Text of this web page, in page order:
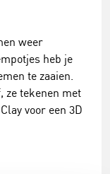
weer
heb je
te zaaien.
ze tekenen met
voor een 3D